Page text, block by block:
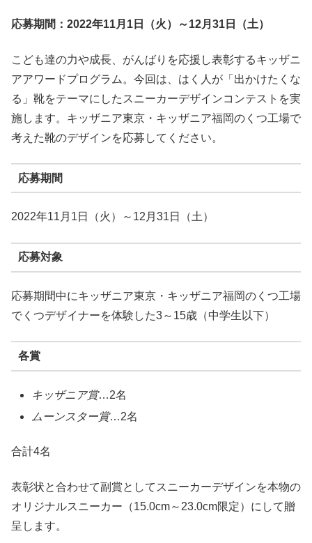
応募期間：2022年11月1日（火）～12月31日（土）
こども達の力や成長、がんばりを応援し表彰するキッザニ
アアワードプログラム。今回は、はく人が「出かけたくな
る」靴をテーマにしたスニーカーデザインコンテストを実
施します。キッザニア東京・キッザニア福岡のくつ工場で
考えた靴のデザインを応募してください。
応募期間
2022年11月1日（火）～12月31日（土）
応募対象
応募期間中にキッザニア東京・キッザニア福岡のくつ工場
でくつデザイナーを体験した3～15歳（中学生以下）
各賞
キッザニア賞…2名
ムーンスター賞…2名
合計4名
表彰状と合わせて副賞としてスニーカーデザインを本物の
オリジナルスニーカー（15.0cm～23.0cm限定）にして贈
呈します。